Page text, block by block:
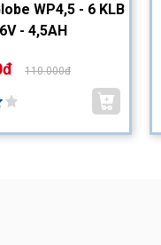
WP4,5 - 6 KLB
6V - 4,5AH
110.000đ